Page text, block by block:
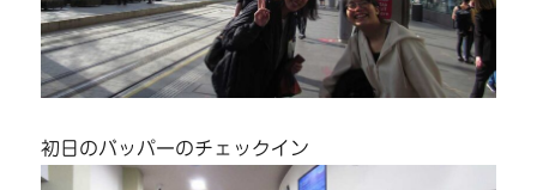
初日のバッパーのチェックイン